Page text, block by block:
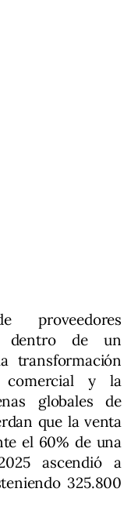
proveedores
dentro de un
transformación
comercial y la
globales de
que la venta
el 60% de una
ascendió a
325.800